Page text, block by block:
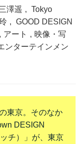
澤遥 , Tokyo
, GOOD DESIGN
, アート , 映像・写
ンターテインメン
東京。そのなか
DESIGN
チ）」が、東京